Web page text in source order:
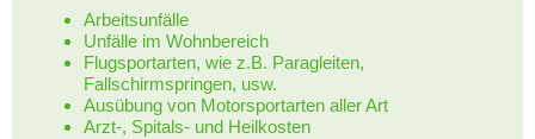
Arbeitsunfälle
Unfälle im Wohnbereich
Flugsportarten, wie z.B. Paragleiten,
Fallschirmspringen, usw.
Ausübung von Motorsportarten aller Art
Arzt-, Spitals- und Heilkosten